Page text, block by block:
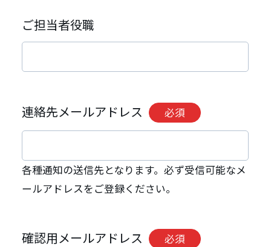
ご担当者役職
連絡先メールアドレス 必須
各種通知の送信先となります。必ず受信可能なメ
ールアドレスをご登録ください。
確認用メールアドレス 必須